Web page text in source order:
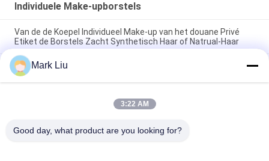
Individuele Make-upborstels
Van de de Koepel Individueel Make-up van het douane Privé
Etiket de Borstels Zacht Synthetisch Haar of Natrual-Haar
De kleine Vlakke Individuele Make-up borstelt/treedt als buffer
op Make-up voor Borstels Drie Tonen Zachte en Flexibele
Vezels
Zwarte Half Moon Compact Makeup Blush Brush Met XGF
Mark Liu
3:22 AM
Good day, what product are you looking for?